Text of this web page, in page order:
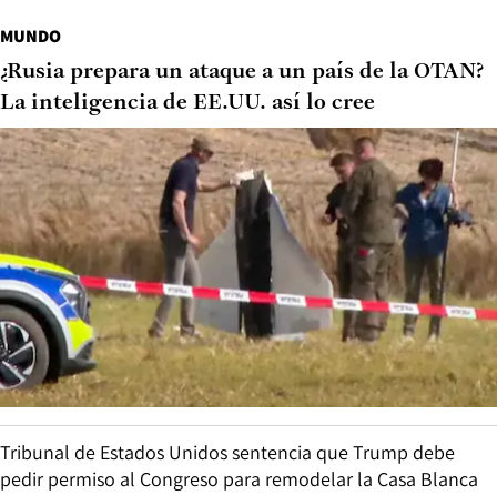
MUNDO
¿Rusia prepara un ataque a un país de la OTAN?
La inteligencia de EE.UU. así lo cree
Tribunal de Estados Unidos sentencia que Trump debe
pedir permiso al Congreso para remodelar la Casa Blanca